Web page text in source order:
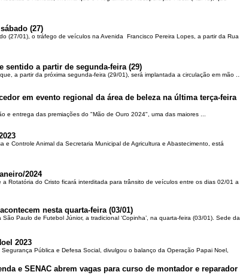
(27)
(27/01), o tráfego de veículos na Avenida Francisco Pereira Lopes, a partir da Rua
sentido a partir de segunda-feira (29)
a partir da próxima segunda-feira (29/01), será implantada a circulação em mão ...
em evento regional da área de beleza na última terça-feira
e entrega das premiações do "Mão de Ouro 2024", uma das maiores ...
Controle Animal da Secretaria Municipal de Agricultura e Abastecimento, está
2024
Rotatória do Cristo ficará interditada para trânsito de veículos entre os dias 02/01 a
nesta quarta-feira (03/01)
Paulo de Futebol Júnior, a tradicional ‘Copinha’, na quarta-feira (03/01). Sede da
2023
Pública e Defesa Social, divulgou o balanço da Operação Papai Noel,
e SENAC abrem vagas para curso de montador e reparador